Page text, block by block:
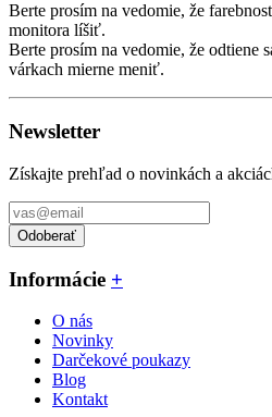
Berte prosím na vedomie, že
monitora líšiť.
Berte prosím na vedomie, že odtiene
várkach mierne meniť.
Newsletter
Získajte prehľad o novinkách a
Odoberať
Informácie +
O nás
Novinky
Darčekové poukazy
Blog
Kontakt